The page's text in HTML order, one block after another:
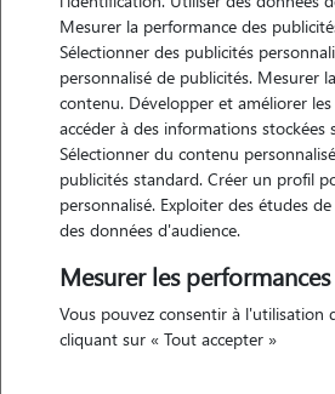
Mathilde
FOULAYRONNES 47510
maison
j'ai déjà travaillé dans des cliniques
Mesurer la performance des
Sélectionner des publicités
personnalisé de publicités. Mesurer
contenu. Développer et améliorer
accéder à des informations stockées
Sélectionner du contenu
publicités standard. Créer un profil
personnalisé. Exploiter des études
des données d'audience.
Mesurer les performances
Vous pouvez consentir à l'utilisation
cliquant sur « Tout accepter »